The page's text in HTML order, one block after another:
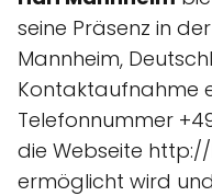
seine Präsenz in
Mannheim,
Kontaktaufnahme
Telefonnummer
die Webseite
ermöglicht wird und